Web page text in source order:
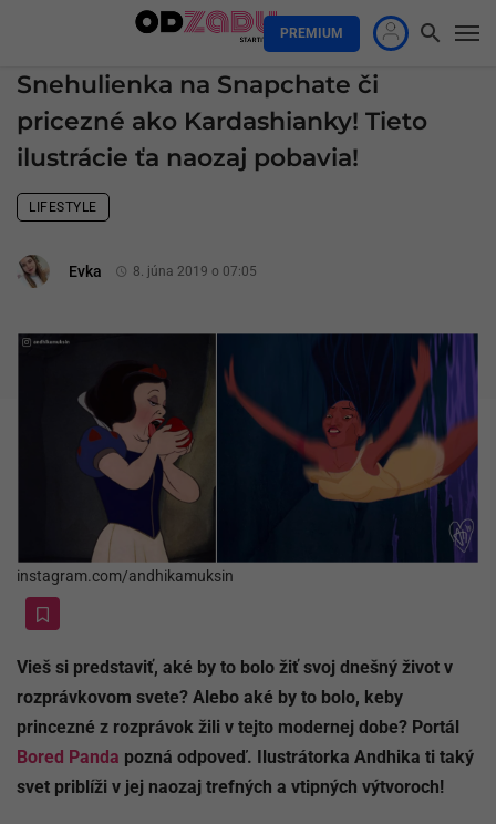
PREMIUM
Snehulienka na Snapchate či
pricezné ako Kardashianky! Tieto
ilustrácie ťa naozaj pobavia!
LIFESTYLE
Evka 8. júna 2019 o 07:05
instagram.com/andhikamuksin
Vieš si predstaviť, aké by to bolo žiť svoj dnešný život v
rozprávkovom svete? Alebo aké by to bolo, keby
princezné z rozprávok žili v tejto modernej dobe? Portál
Bored Panda pozná odpoveď. Ilustrátorka Andhika ti taký
svet priblíži v jej naozaj trefných a vtipných výtvoroch!